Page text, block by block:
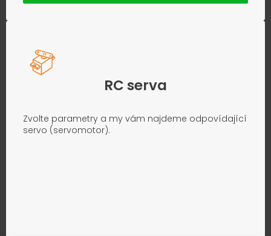
RC serva
Zvolte parametry a my vám najdeme odpovídající
servo (servomotor).